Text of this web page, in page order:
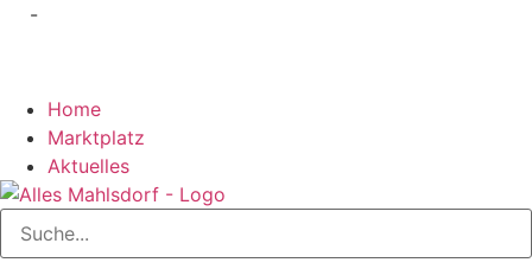
-
Home
Marktplatz
Aktuelles